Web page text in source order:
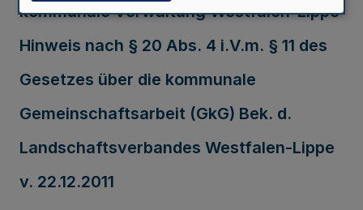
kommunale Verwaltung Westfalen-Lippe
Hinweis nach § 20 Abs. 4 i.V.m. § 11 des
Gesetzes über die kommunale
Gemeinschaftsarbeit (GkG) Bek. d.
Landschaftsverbandes Westfalen-Lippe
v. 22.12.2011